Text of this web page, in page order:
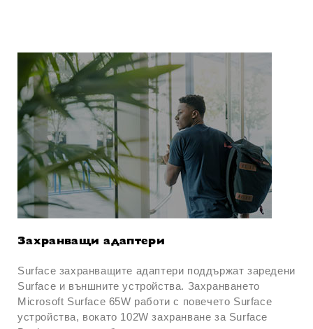
Захранващи адаптери
Surface захранващите адаптери поддържат заредени
Surface и външните устройства. Захранването
Microsoft Surface 65W работи с повечето Surface
устройства, вокато 102W захранване за Surface